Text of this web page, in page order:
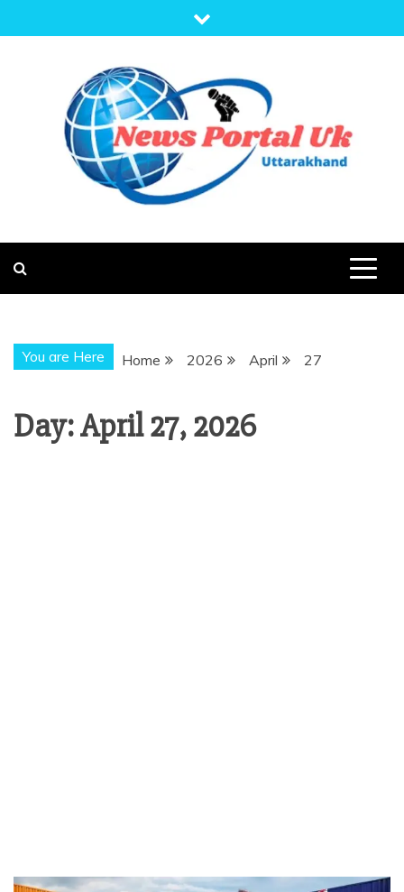
to
NEWS PORTAL
UK
You are Here Home 2026 April 27
Day:April 27, 2026